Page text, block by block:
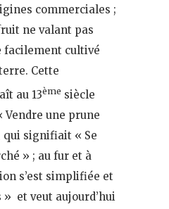
commerciales ;
ne valant pas
facilement cultivé
Cette
au 13ème siècle
Vendre une prune
signifiait « Se
» ; au fur et à
s’est simplifiée et
et veut aujourd’hui